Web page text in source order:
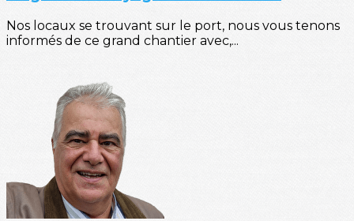
Nos locaux se trouvant sur le port, nous vous tenons
informés de ce grand chantier avec,...